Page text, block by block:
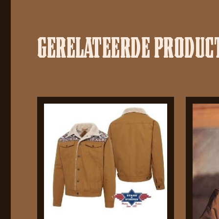
GERELATEERDE